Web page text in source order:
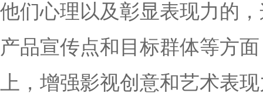
他们心理以及彰显表现力的
产品宣传点和目标群体等方
上，增强影视创意和艺术表